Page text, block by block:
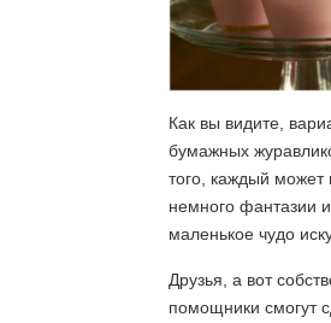
Как вы видите,
бумажных
того, каждый
немного фантазии
маленькое чудо
Друзья, а вот
помощники смогут